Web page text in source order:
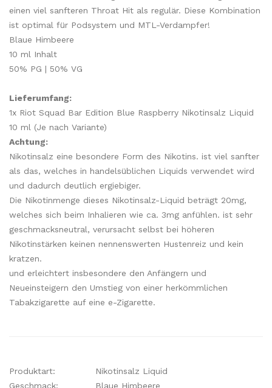
einen viel sanfteren Throat Hit als regulär. Diese Kombination
ist optimal für Podsystem und MTL-Verdampfer!
Blaue Himbeere
10 ml Inhalt
50% PG | 50% VG
Lieferumfang:
1x Riot Squad Bar Edition Blue Raspberry Nikotinsalz Liquid
10 ml (Je nach Variante)
Achtung:
Nikotinsalz eine besondere Form des Nikotins. ist viel sanfter
als das, welches in handelsüblichen Liquids verwendet wird
und dadurch deutlich ergiebiger.
Die Nikotinmenge dieses Nikotinsalz-Liquid beträgt 20mg,
welches sich beim Inhalieren wie ca. 3mg anfühlen. ist sehr
geschmacksneutral, verursacht selbst bei höheren
Nikotinstärken keinen nennenswerten Hustenreiz und kein
kratzen.
und erleichtert insbesondere den Anfängern und
Neueinsteigern den Umstieg von einer herkömmlichen
Tabakzigarette auf eine e-Zigarette.
Produktart:
Nikotinsalz Liquid
Geschmack:
Blaue Himbeere